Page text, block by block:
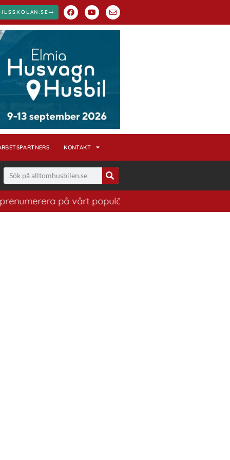
KONTAKT
på vårt populära nyhetsbrev. Ett bra sätt att ha